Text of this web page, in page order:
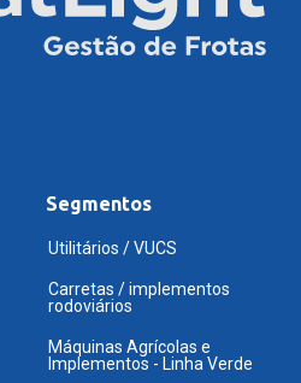
Segmentos
Utilitários / VUCS
Carretas / implementos
rodoviários
Máquinas Agrícolas e
Implementos - Linha Verde